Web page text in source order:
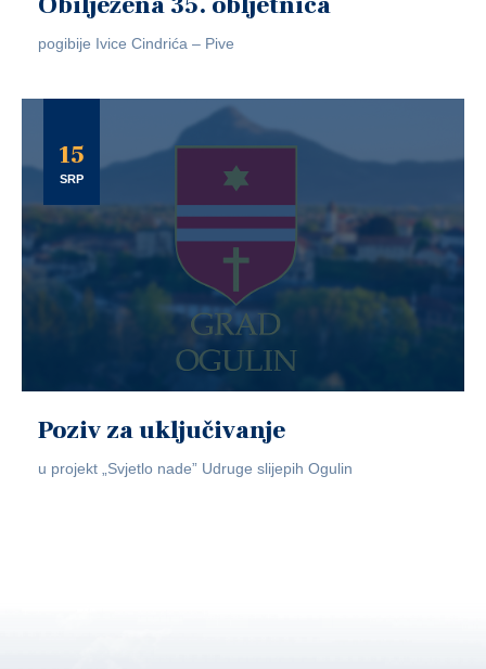
pogibije Ivice Cindrića – Pive
15
SRP
Poziv za uključivanje
u projekt „Svjetlo nade” Udruge slijepih Ogulin